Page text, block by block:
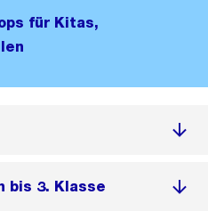
für Kitas,
bis 3. Klasse